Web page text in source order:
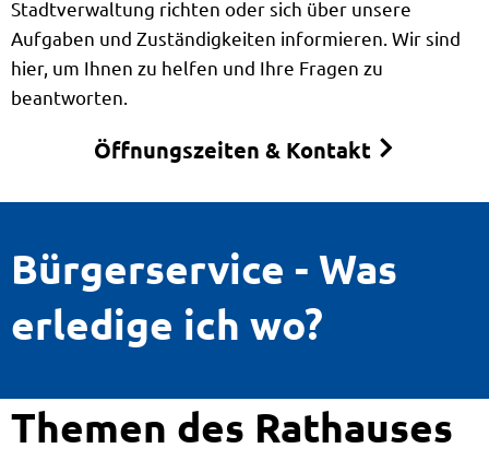
Stadtverwaltung richten oder sich über unsere
Aufgaben und Zuständigkeiten informieren. Wir sind
hier, um Ihnen zu helfen und Ihre Fragen zu
beantworten.
Öffnungszeiten & Kontakt
Bürgerservice - Was
erledige ich wo?
Themen des Rathauses